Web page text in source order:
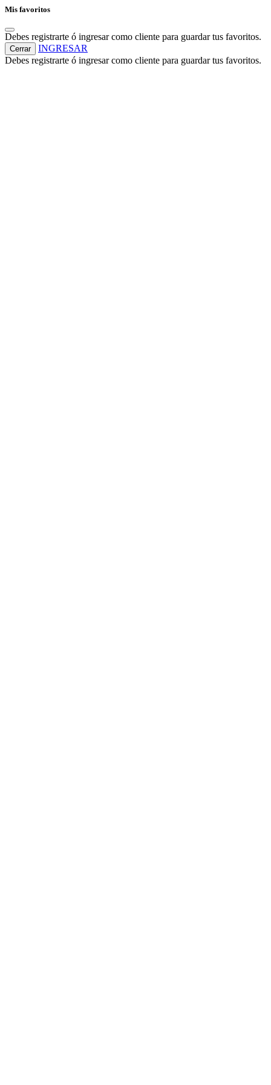
Mis favoritos
Debes registrarte ó ingresar como cliente para guardar tus favoritos.
Cerrar
INGRESAR
Debes registrarte ó ingresar como cliente para guardar tus favoritos.